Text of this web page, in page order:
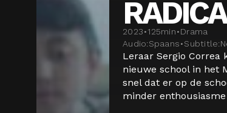
2023•125min•Drama
Audio:Spaans•Subtitle:
Leraar Sergio Correa
nieuwe school in het
snel dat er op de
minder